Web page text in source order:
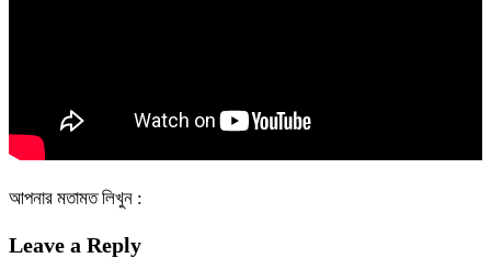
আপনার মতামত লিখুন :
Leave a Reply